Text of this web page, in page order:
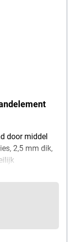
door middel
2,5 mm dik,
(B/H): 200